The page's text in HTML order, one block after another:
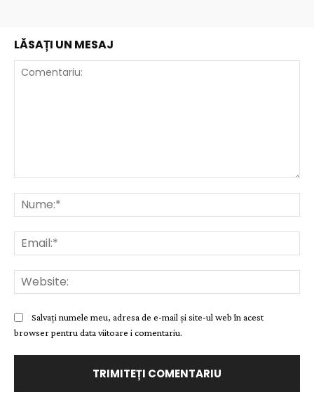
LĂSAȚI UN MESAJ
Salvați numele meu, adresa de e-mail și site-ul web în acest
browser pentru data viitoare i comentariu.